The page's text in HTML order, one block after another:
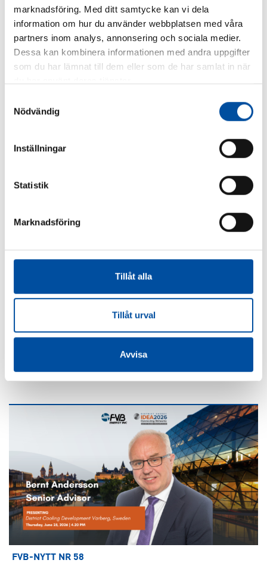
marknadsföring. Med ditt samtycke kan vi dela
information om hur du använder webbplatsen med våra
partners inom analys, annonsering och sociala medier.
Dessa kan kombinera informationen med andra uppgifter
som du har lämnat till dem eller som de har samlat in när
Nödvändig
Inställningar
Statistik
Marknadsföring
Tillåt alla
Tillåt urval
Avvisa
Ytterligare information: Thomas Eklund, 060-67 27 09
Liknande artiklar
Är du ingenjör eller konsult?
FVB-NYTT NR 58